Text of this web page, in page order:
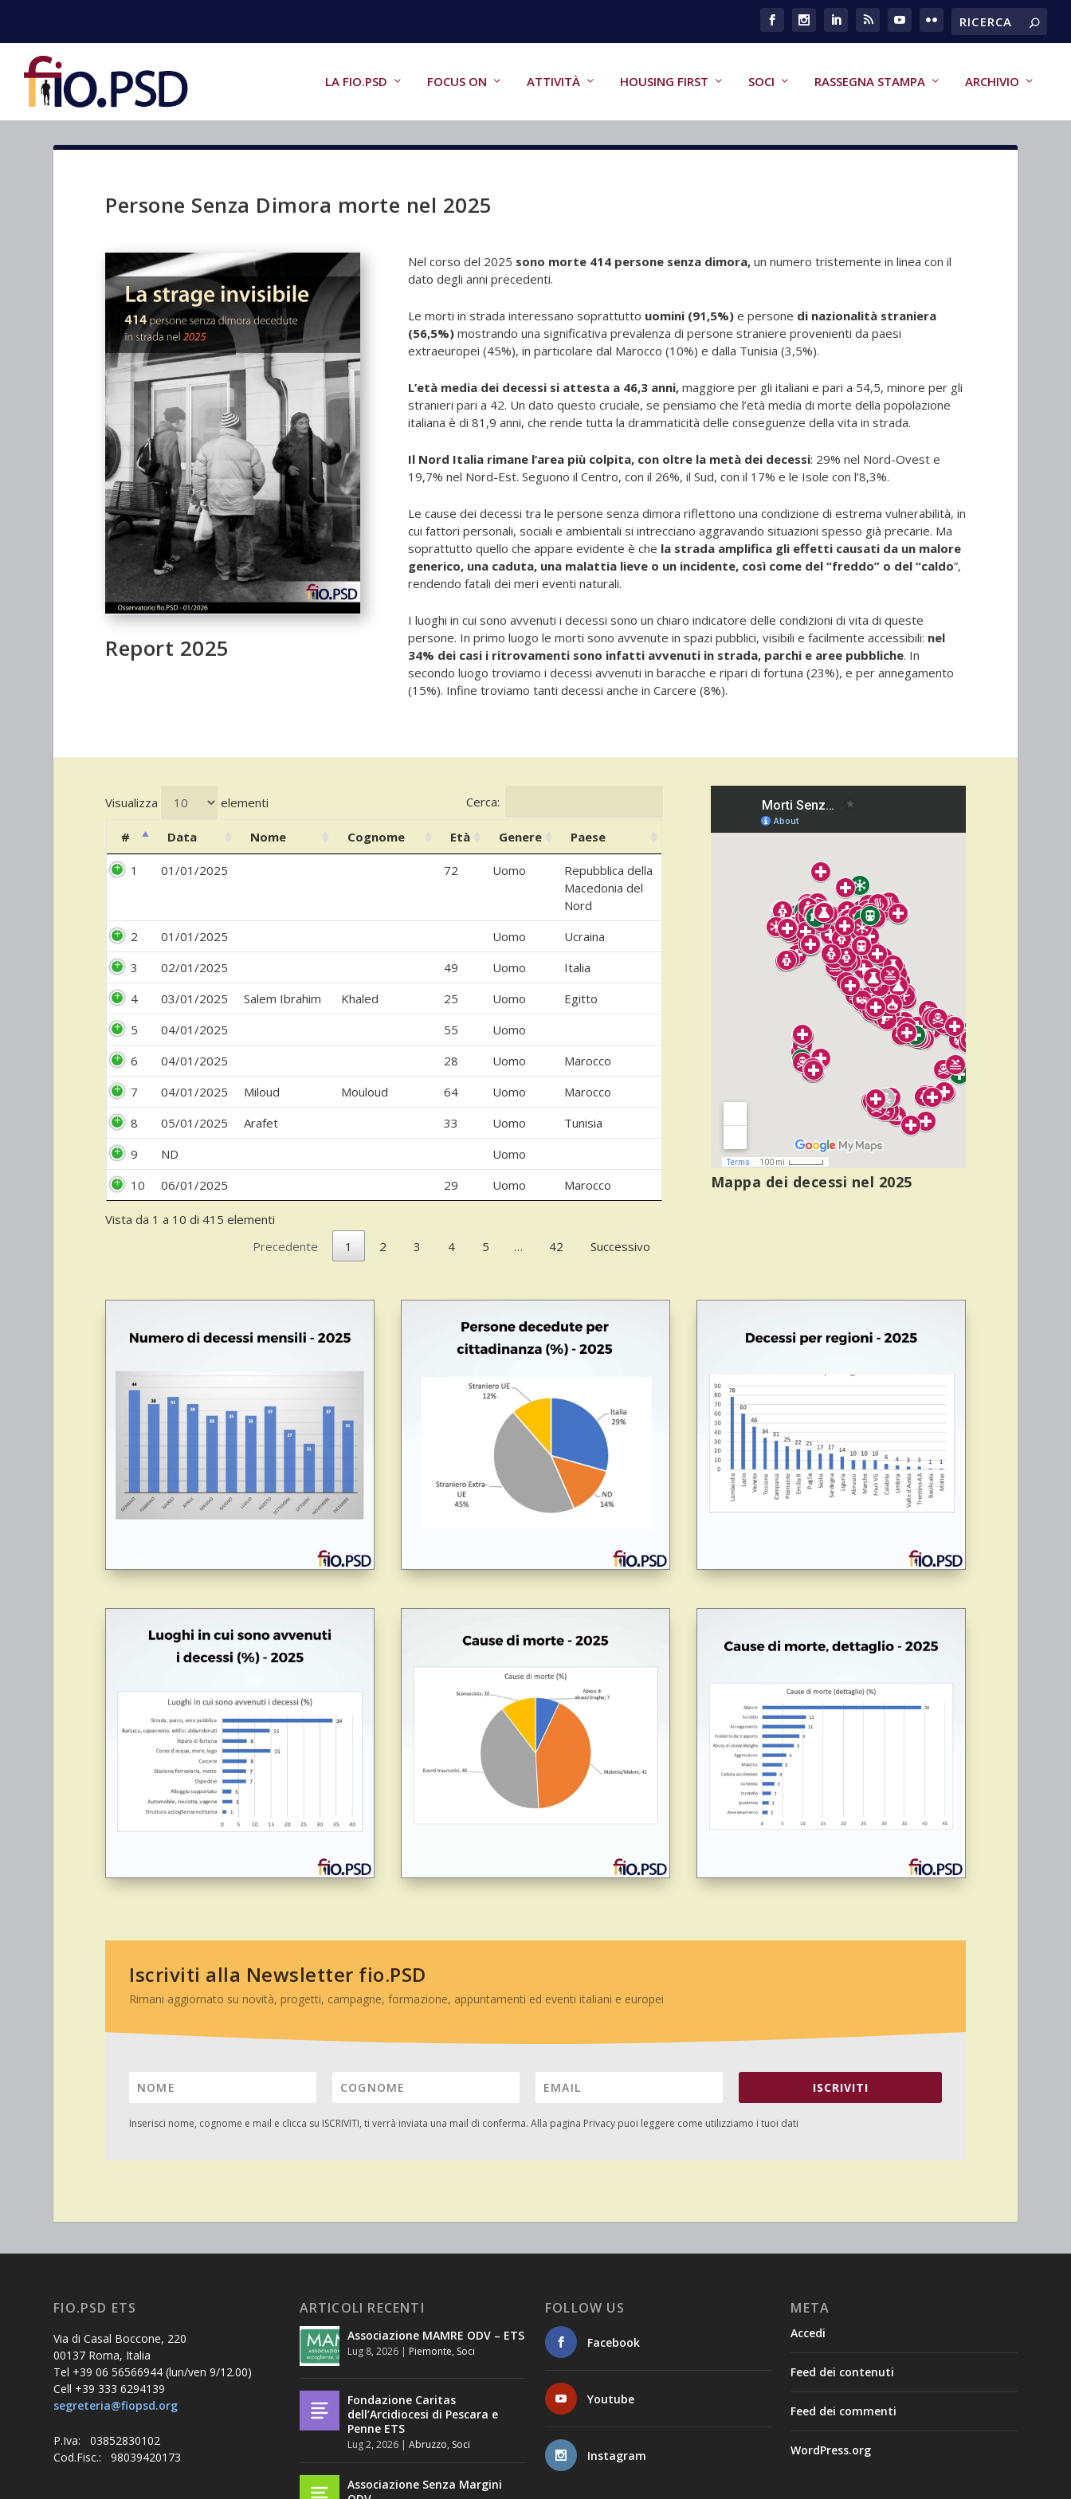
LA FIO.PSD FOCUS ON ATTIVITÀ HOUSING FIRST SOCI RASSEGNA STAMPA ARCHIVIO
Persone Senza Dimora morte nel 2025
Report 2025
Nel corso del 2025 sono morte 414 persone senza dimora,un numero tristemente in linea con il
dato degli anni precedenti.
Le morti in strada interessano soprattutto uomini (91,5%)e persone di nazionalità straniera
(56,5%)mostrando una significativa prevalenza di persone straniere provenienti da paesi
extraeuropei (45%), in particolare dal Marocco (10%) e dalla Tunisia (3,5%).
L’età media dei decessi si attesta a 46,3 anni,maggiore per gli italiani e pari a 54,5, minore per gli
stranieri pari a 42. Un dato questo cruciale, se pensiamo che l’età media di morte della popolazione
italiana è di 81,9 anni, che rende tutta la drammaticità delle conseguenze della vita in strada.
Il Nord Italia rimane l’area più colpita, con oltre la metà dei decessi: 29% nel Nord-Ovest e
19,7% nel Nord-Est. Seguono il Centro, con il 26%, il Sud, con il 17% e le Isole con l’8,3%.
Le cause dei decessi tra le persone senza dimora riflettono una condizione di estrema vulnerabilità, in
cui fattori personali, sociali e ambientali si intrecciano aggravando situazioni spesso già precarie. Ma
soprattutto quello che appare evidente è che la strada amplifica gli effetti causati da un malore
generico, una caduta, una malattia lieve o un incidente, così come del “freddo” o del “caldo”,
rendendo fatali dei meri eventi naturali.
I luoghi in cui sono avvenuti i decessi sono un chiaro indicatore delle condizioni di vita di queste
persone. In primo luogo le morti sono avvenute in spazi pubblici, visibili e facilmente accessibili: nel
34% dei casi i ritrovamenti sono infatti avvenuti in strada, parchi e aree pubbliche. In
secondo luogo troviamo i decessi avvenuti in baracche e ripari di fortuna (23%), e per annegamento
(15%). Infine troviamo tanti decessi anche in Carcere (8%).
Visualizza elementi Cerca:
# Data Nome Cognome Età Genere Paese
1 01/01/2025 72 Uomo
Repubblica della
Macedonia del
Nord
2
01/01/2025 Uomo
Ucraina
3
02/01/2025 49 Uomo
Italia
4
03/01/2025 Salem Ibrahim Khaled 25 Uomo
Egitto
5
04/01/2025 55
Uomo
6
04/01/2025 28 Uomo
Marocco
7
04/01/2025 Miloud Mouloud 64 Uomo
Marocco
8
05/01/2025 Arafet 33 Uomo
Tunisia
9
ND
Uomo
10
06/01/2025 29 Uomo Marocco
Vista da 1 a 10 di 415 elementi
Precedente
1 2 3 4 5 … 42 Successivo
Mappa dei decessi nel 2025
Iscriviti alla Newsletter fio.PSD
Rimani aggiornato su novità, progetti, campagne, formazione, appuntamenti ed eventi italiani e europei
ISCRIVITI
Inserisci nome, cognome e mail e clicca su ISCRIVITI, ti verrà inviata una mail di conferma. Alla pagina Privacy puoi leggere come utilizziamo i tuoi dati
FIO.PSD ETS
Via di Casal Boccone, 220
00137 Roma, Italia
Tel +39 06 56566944 (lun/ven 9/12.00)
Cell +39 333 6294139
segreteria@fiopsd.org
P.Iva: 03852830102
Cod.Fisc.: 98039420173
ARTICOLI RECENTI
Associazione MAMRE ODV – ETS
Lug 8, 2026| Piemonte, Soci
Fondazione Caritas
dell’Arcidiocesi di Pescara e
Penne ETS
Lug 2, 2026| Abruzzo, Soci
Associazione Senza Margini
FOLLOW US
Facebook
Youtube
Instagram
META
Accedi
Feed dei contenuti
Feed dei commenti
WordPress.org